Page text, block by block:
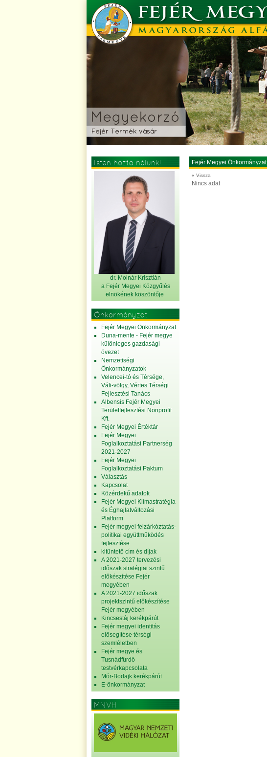
Isten hozta nálunk!
dr. Molnár Krisztián
a Fejér Megyei Közgyűlés
elnökének köszöntője
Önkormányzat
Fejér Megyei Önkormányzat
Duna-mente - Fejér megye
különleges gazdasági
övezet
Nemzetiségi
Önkormányzatok
Velencei-tó és Térsége,
Váli-völgy, Vértes Térségi
Fejlesztési Tanács
Albensis Fejér Megyei
Területfejlesztési Nonprofit
Kft.
Fejér Megyei Értéktár
Fejér Megyei
Foglalkoztatási Partnerség
2021-2027
Fejér Megyei
Foglalkoztatási Paktum
Választás
Kapcsolat
Közérdekű adatok
Fejér Megyei Klímastratégia
és Éghajlatváltozási
Platform
Fejér megyei felzárkóztatás-
politikai együttműködés
fejlesztése
kitüntető cím és díjak
A 2021-2027 tervezési
időszak stratégiai szintű
előkészítése Fejér
megyében
A 2021-2027 időszak
projektszintű előkészítése
Fejér megyében
Kincsestáj kerékpárút
Fejér megyei identitás
elősegítése térségi
szemléletben
Fejér megye és
Tusnádfürdő
testvérkapcsolata
Mór-Bodajk kerékpárút
E-önkormányzat
MNVH
Fejér Megyei Önkormányzat
« Vissza
Nincs adat